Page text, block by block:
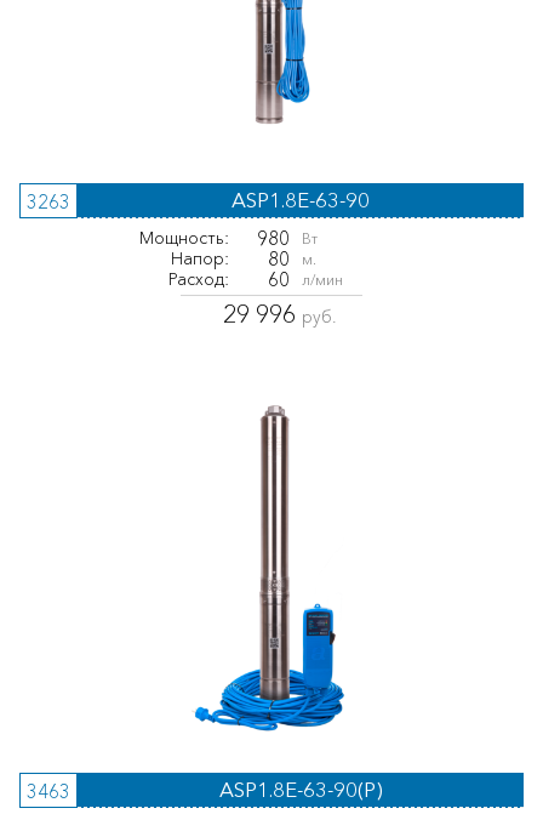
3263 ASP1.8E-63-90
Мощность: 980 Вт
Напор: 80 м.
Расход: 60 л/мин
29 996 руб.
3463 ASP1.8E-63-90(P)